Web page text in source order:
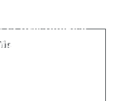
la prestigieuse